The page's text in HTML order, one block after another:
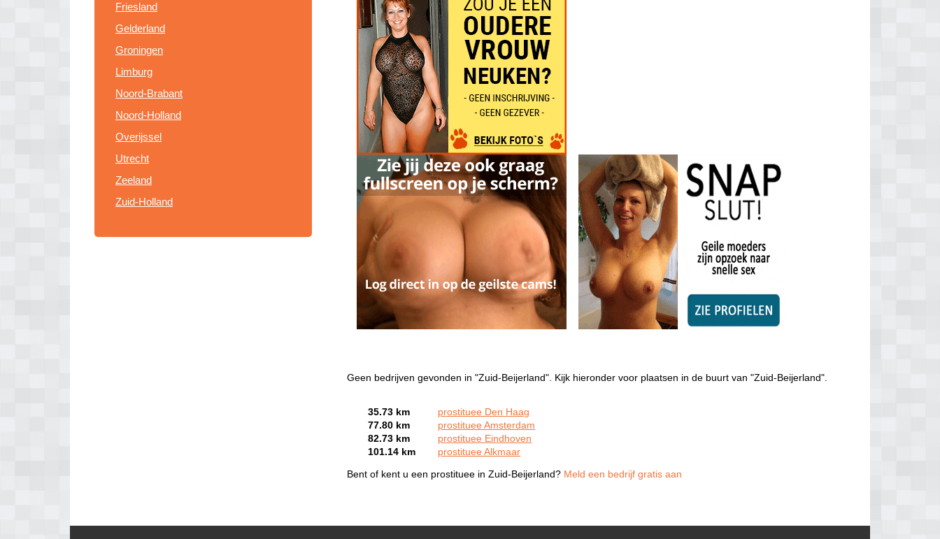
Friesland
Gelderland
Groningen
Limburg
Noord-Brabant
Noord-Holland
Overijssel
Utrecht
Zeeland
Zuid-Holland
Geen bedrijven gevonden in "Zuid-Beijerland". Kijk hieronder voor plaatsen in de buurt van "Zuid-Beijerland".
35.73 km
prostituee Den Haag
77.80 km
prostituee Amsterdam
82.73 km
prostituee Eindhoven
101.14 km
prostituee Alkmaar
Bent of kent u een prostituee in Zuid-Beijerland? Meld een bedrijf gratis aan